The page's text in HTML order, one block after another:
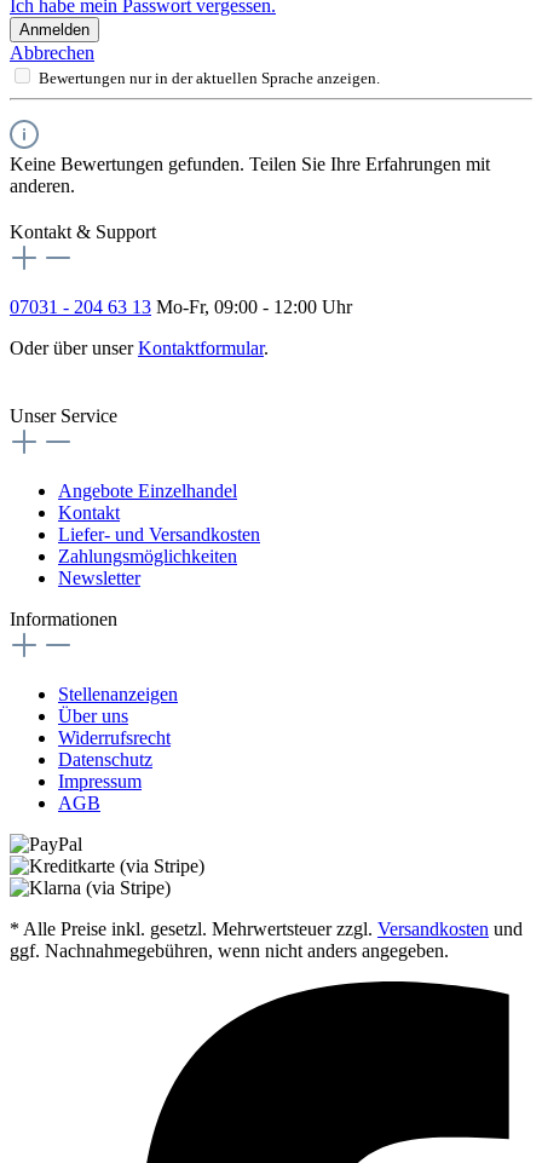
Ich habe mein Passwort vergessen.
Anmelden
Abbrechen
Bewertungen nur in der aktuellen Sprache anzeigen.
Keine Bewertungen gefunden. Teilen Sie Ihre Erfahrungen mit
anderen.
Kontakt & Support
07031 - 204 63 13 Mo-Fr, 09:00 - 12:00 Uhr
Oder über unserKontaktformular.
Unser Service
Angebote Einzelhandel
Kontakt
Liefer- und Versandkosten
Zahlungsmöglichkeiten
Newsletter
Informationen
Stellenanzeigen
Über uns
Widerrufsrecht
Datenschutz
Impressum
AGB
* Alle Preise inkl. gesetzl. Mehrwertsteuer zzgl. Versandkosten und
ggf. Nachnahmegebühren, wenn nicht anders angegeben.